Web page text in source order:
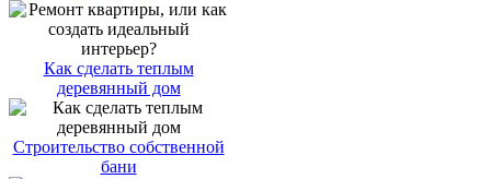
Как сделать теплым
деревянный дом
Строительство собственной
бани